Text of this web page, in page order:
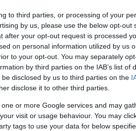
to third parties, or processing of your
by us, please use the below opt-out
after your opt-out request is processed
on personal information utilized by us
to your opt-out. You may separately
by third parties on the IAB’s list of
disclosed by us to third parties on the
disclose it to other third parties.
or more Google services and may
visit or usage behaviour. You may
tags to use your data for below
σε Κώστα Αχ.
το θράσος να
γιατί ο Αλέξης Τσίπρας